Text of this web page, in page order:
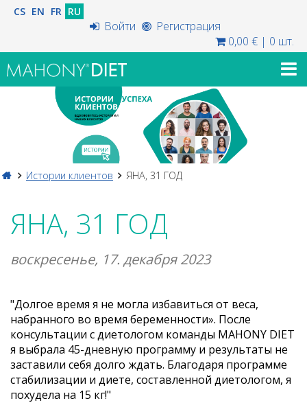
CS EN FR RU
Войти
Регистрация
0,00 € | 0 шт.
Истории клиентов ЯНА, 31 ГОД
ЯНА, 31 ГОД
воскресенье, 17. декабря 2023
"Долгое время я не могла избавиться от веса,
набранного во время беременности». После
консультации с диетологом команды MAHONY DIET
я выбрала 45-дневную программу и результаты не
заставили себя долго ждать. Благодаря программе
стабилизации и диете, составленной диетологом, я
похудела на 15 кг!"